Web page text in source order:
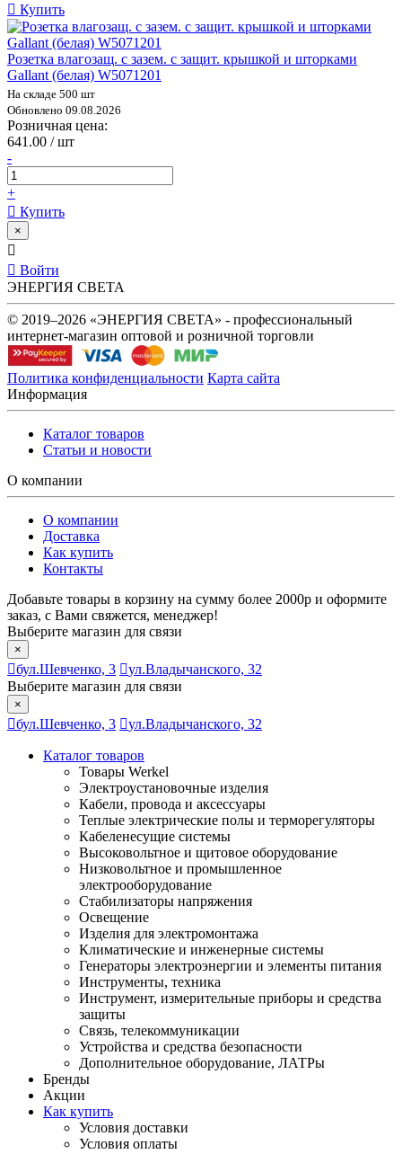
Купить
Розетка влагозащ. с зазем. с защит. крышкой и шторками
Gallant (белая) W5071201
На складе 500 шт
Обновлено 09.08.2026
Розничная цена:
641.00 / шт
-
+
Купить
×
Войти
ЭНЕРГИЯ СВЕТА
© 2019–2026 «ЭНЕРГИЯ СВЕТА» - профессиональный
интернет-магазин оптовой и розничной торговли
Политика конфиденциальности Карта сайта
Информация
Каталог товаров
Статьи и новости
О компании
О компании
Доставка
Как купить
Контакты
Добавьте товары в корзину на сумму более 2000р и оформите
заказ, с Вами свяжется, менеджер!
Выберите магазин для связи
×
бул.Шевченко, 3
ул.Владычанского, 32
Выберите магазин для связи
×
бул.Шевченко, 3 ул.Владычанского, 32
Каталог товаров
Товары Werkel
Электроустановочные изделия
Кабели, провода и аксессуары
Теплые электрические полы и терморегуляторы
Кабеленесущие системы
Высоковольтное и щитовое оборудование
Низковольтное и промышленное
электрооборудование
Стабилизаторы напряжения
Освещение
Изделия для электромонтажа
Климатические и инженерные системы
Генераторы электроэнергии и элементы питания
Инструменты, техника
Инструмент, измерительные приборы и средства
защиты
Связь, телекоммуникации
Устройства и средства безопасности
Дополнительное оборудование, ЛАТРы
Бренды
Акции
Как купить
Условия доставки
Условия оплаты